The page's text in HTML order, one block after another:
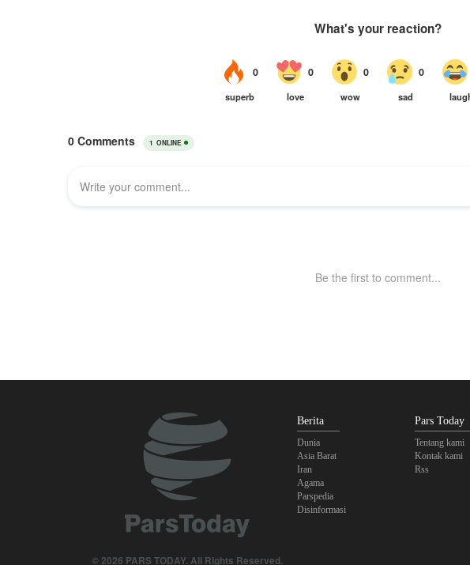
© 2026 PARS TODAY. All Rights Reserved.
Berita
Dunia
Asia Barat
Iran
Agama
Parspedia
Disinformasi
Pars Today
Tentang kami
Kontak kami
Rss